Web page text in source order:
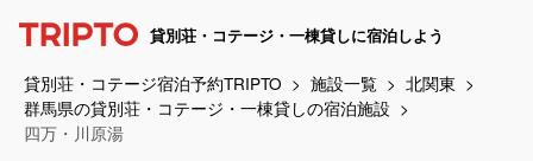
貸別荘・コテージ・一棟貸しに宿泊しよう
貸別荘・コテージ宿泊予約TRIPTO 施設一覧
北関東
群馬県の貸別荘・コテージ・一棟貸しの宿泊施設
四万・川原湯